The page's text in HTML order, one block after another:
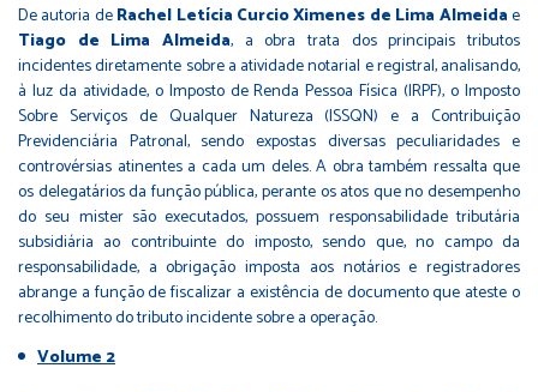
De autoria deRachel Letícia Curcio Ximenes de Lima Almeidae
Tiago de Lima Almeida, a obra trata dos principais tributos
incidentes diretamente sobre a atividade notarial e registral, analisando,
à luz da atividade, o Imposto de Renda Pessoa Física (IRPF), o Imposto
Sobre Serviços de Qualquer Natureza (ISSQN) e a Contribuição
Previdenciária Patronal, sendo expostas diversas peculiaridades e
controvérsias atinentes a cada um deles. A obra também ressalta que
os delegatários da função pública, perante os atos que no desempenho
do seu mister são executados, possuem responsabilidade tributária
subsidiária ao contribuinte do imposto, sendo que, no campo da
responsabilidade, a obrigação imposta aos notários e registradores
abrange a função de fiscalizar a existência de documento que ateste o
recolhimento do tributo incidente sobre a operação.
Volume 2